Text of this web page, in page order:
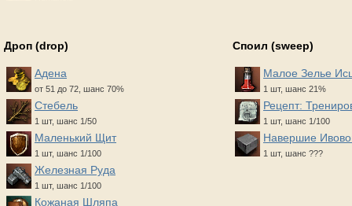
Дроп (drop)
Адена
от 51 до 72, шанс 70%
Стебель
1 шт, шанс 1/50
Маленький Щит
1 шт, шанс 1/100
Железная Руда
1 шт, шанс 1/100
Кожаная Шляпа
Споил (sweep)
Малое Зелье
1 шт, шанс 21%
Рецепт:
1 шт, шанс 1/100
Навершие
1 шт, шанс ???